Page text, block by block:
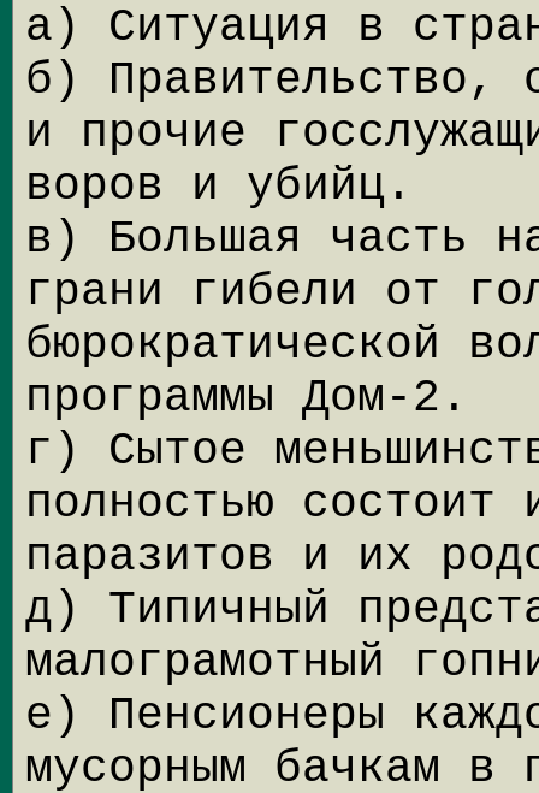
а) Ситуация в
б) Правительство,
и прочие
воров и убийц.
в) Большая часть
грани гибели от
бюрократической
программы Дом-2.
г) Сытое
полностью состоит
паразитов и их
д) Типичный
малограмотный
е) Пенсионеры
мусорным бачкам в